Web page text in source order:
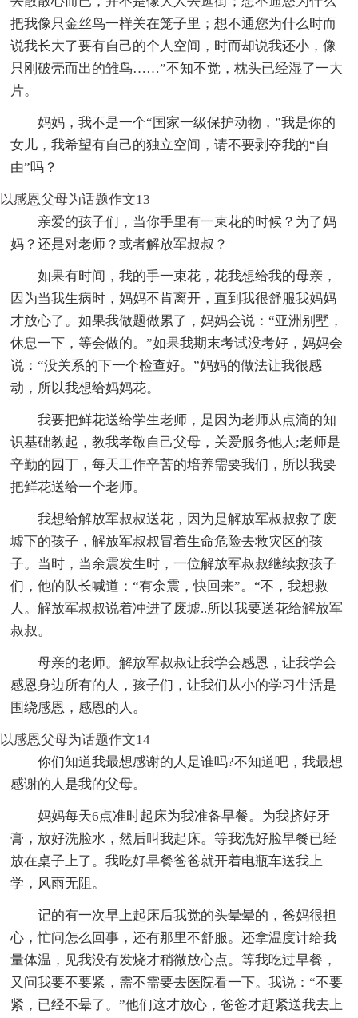
把我像只金丝鸟一样关在笼子里；想不通您为什么时而
说我长大了要有自己的个人空间，时而却说我还小，像
只刚破壳而出的雏鸟……”不知不觉，枕头已经湿了一大
片。
妈妈，我不是一个“国家一级保护动物，”我是你的
女儿，我希望有自己的独立空间，请不要剥夺我的“自
由”吗？
以感恩父母为话题作文13
亲爱的孩子们，当你手里有一束花的时候？为了妈
妈？还是对老师？或者解放军叔叔？
如果有时间，我的手一束花，花我想给我的母亲，
因为当我生病时，妈妈不肯离开，直到我很舒服我妈妈
才放心了。如果我做题做累了，妈妈会说：“亚洲别墅，
休息一下，等会做的。”如果我期末考试没考好，妈妈会
说：“没关系的下一个检查好。”妈妈的做法让我很感
动，所以我想给妈妈花。
我要把鲜花送给学生老师，是因为老师从点滴的知
识基础教起，教我孝敬自己父母，关爱服务他人;老师是
辛勤的园丁，每天工作辛苦的培养需要我们，所以我要
把鲜花送给一个老师。
我想给解放军叔叔送花，因为是解放军叔叔救了废
墟下的孩子，解放军叔叔冒着生命危险去救灾区的孩
子。当时，当余震发生时，一位解放军叔叔继续救孩子
们，他的队长喊道：“有余震，快回来”。“不，我想救
人。解放军叔叔说着冲进了废墟..所以我要送花给解放军
叔叔。
母亲的老师。解放军叔叔让我学会感恩，让我学会
感恩身边所有的人，孩子们，让我们从小的学习生活是
围绕感恩，感恩的人。
以感恩父母为话题作文14
你们知道我最想感谢的人是谁吗?不知道吧，我最想
感谢的人是我的父母。
妈妈每天6点准时起床为我准备早餐。为我挤好牙
膏，放好洗脸水，然后叫我起床。等我洗好脸早餐已经
放在桌子上了。我吃好早餐爸爸就开着电瓶车送我上
学，风雨无阻。
记的有一次早上起床后我觉的头晕晕的，爸妈很担
心，忙问怎么回事，还有那里不舒服。还拿温度计给我
量体温，见我没有发烧才稍微放心点。等我吃过早餐，
又问我要不要紧，需不需要去医院看一下。我说：“不要
紧，已经不晕了。”他们这才放心，爸爸才赶紧送我去上